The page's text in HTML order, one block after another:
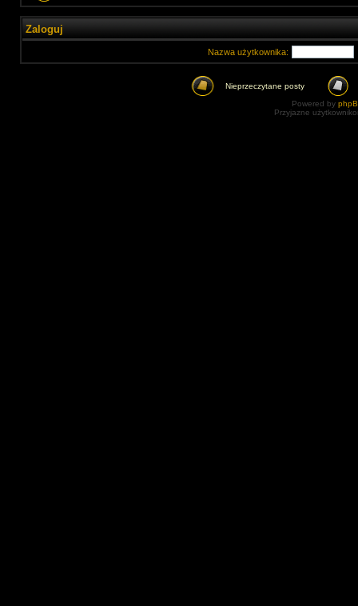
Zaloguj
Nazwa użytkownika:
Nieprzeczytane posty
Powered by
Przyjazne